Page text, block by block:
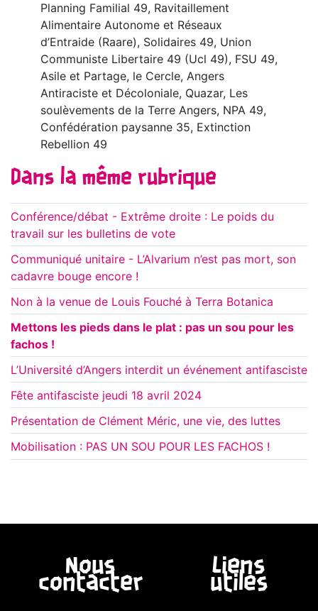
Planning Familial 49, Ravitaillement
Alimentaire Autonome et Réseaux
d’Entraide (Raare), Solidaires 49, Union
Communiste Libertaire 49 (Ucl 49), FSU 49,
Asile et Partage, le Cercle, Angers
Antiraciste et Décoloniale, Quazar, Les
soulèvements de la Terre Angers, NPA 49,
Confédération paysanne 35, Extinction
Rebellion 49
Dans la même rubrique
Conférence/débat - Extrême droite : Le poids du
travail sur les bulletins de vote
Communiqué unitaire - L’Alvarium n’est pas mort, son
cadavre bouge encore !
Non à la venue de Louis Fouché à Terra Botanica
Mettons les pieds dans le plat : pas un sou pour les
fachos !
L’Université d’Angers interdit un événement antifasciste
Fête antifasciste jeudi 18 avril 2024
Présentation de Clément Méric, une vie, des luttes
Mobilisation : PAS UN SOU POUR LES FACHOS !
Nous
contacter
Liens
utiles